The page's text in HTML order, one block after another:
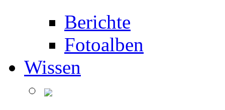
Berichte
Fotoalben
Wissen